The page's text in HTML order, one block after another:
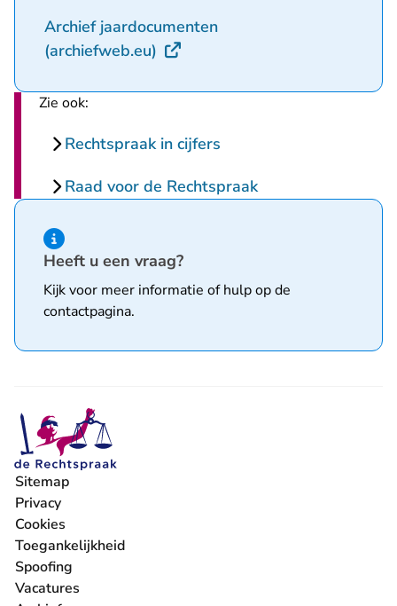
Archief jaardocumenten
(archiefweb.eu) - U verlaat Rechtspraak.nl
Zie ook:
Rechtspraak in cijfers
Raad voor de Rechtspraak
Hint van type informatie
Heeft u een vraag?
Kijk voor meer informatie of hulp op de
contactpagina.
Sitemap
Privacy
Cookies
Toegankelijkheid
Spoofing
Vacatures
- U verlaat Rechtspraak.nl